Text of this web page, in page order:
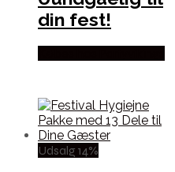
din fest!
Udsalg 14%